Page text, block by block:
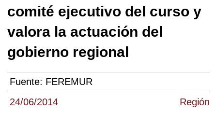
24/06/2014 Región
comité ejecutivo del curso y
valora la actuación del
gobierno regional
Fuente: FEREMUR